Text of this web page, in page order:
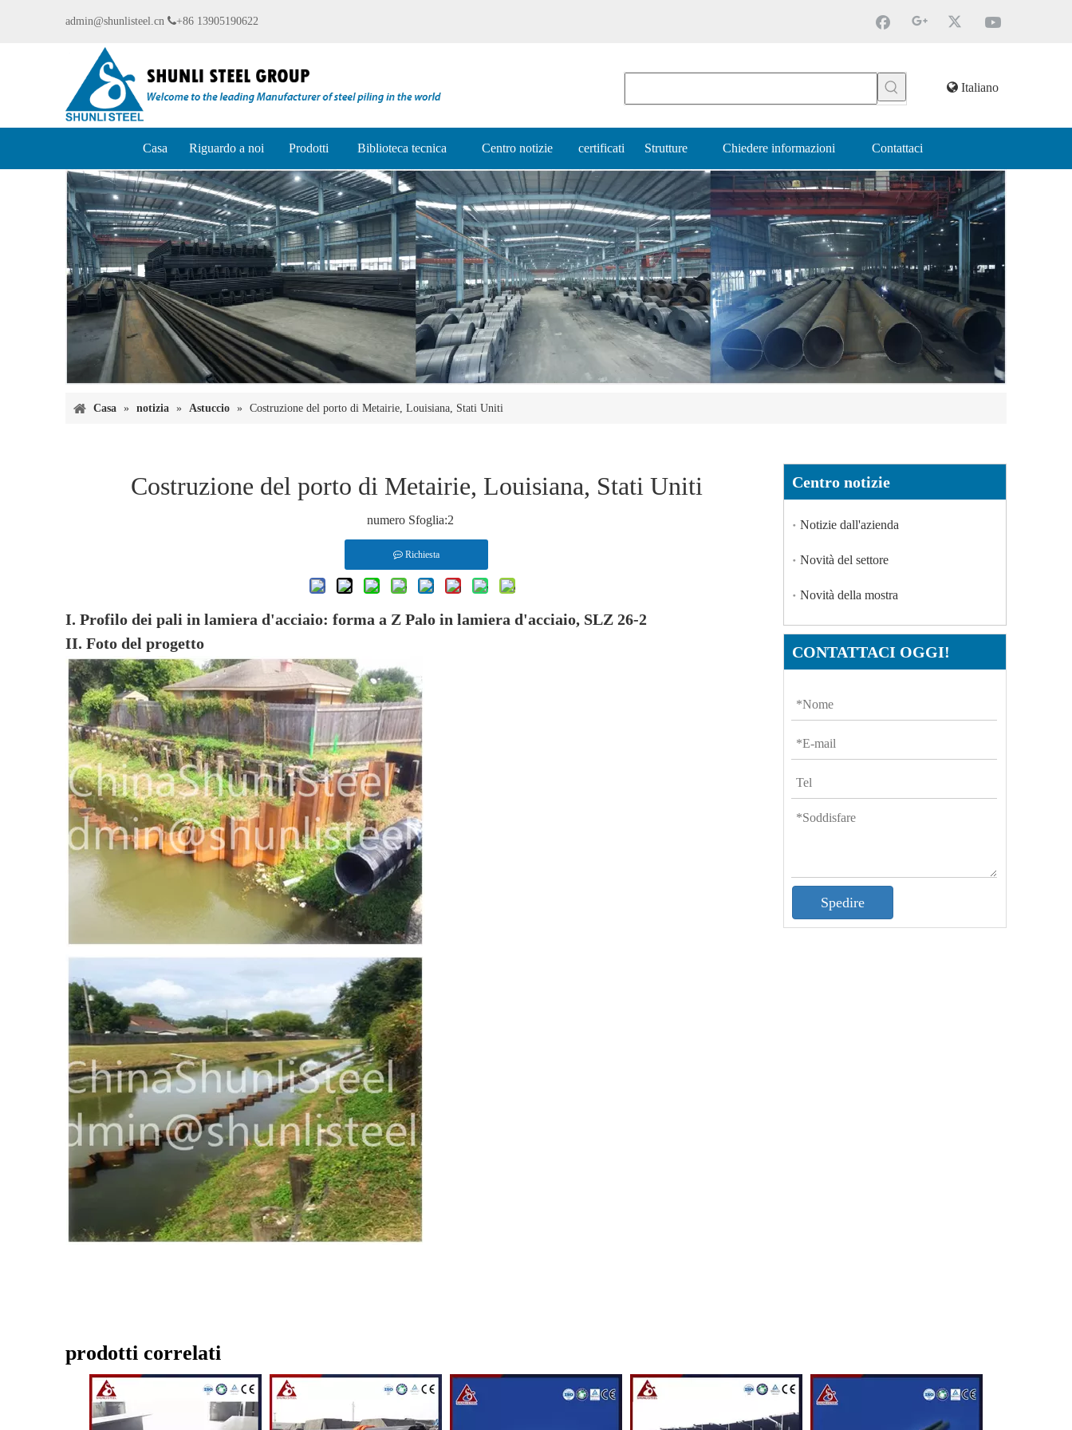
admin@shunlisteel.cn +86 13905190622
Italiano
Casa Riguardo a noi Prodotti Biblioteca tecnica Centro notizie certificati Strutture Chiedere informazioni Contattaci
Casa » notizia » Astuccio » Costruzione del porto di Metairie, Louisiana, Stati Uniti
Costruzione del porto di Metairie, Louisiana, Stati Uniti
numero Sfoglia:2
Richiesta
I. Profilo dei pali in lamiera d'acciaio: forma a Z Palo in lamiera d'acciaio, SLZ 26-2
II. Foto del progetto
Centro notizie
Notizie dall'azienda
Novità del settore
Novità della mostra
CONTATTACI OGGI!
Spedire
prodotti correlati